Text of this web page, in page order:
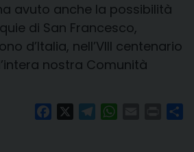
avuto anche la possibilità
di San Francesco,
d’Italia, nell’VIII centenario
nostra Comunità
FacebookTelegramWhatsAppPrint